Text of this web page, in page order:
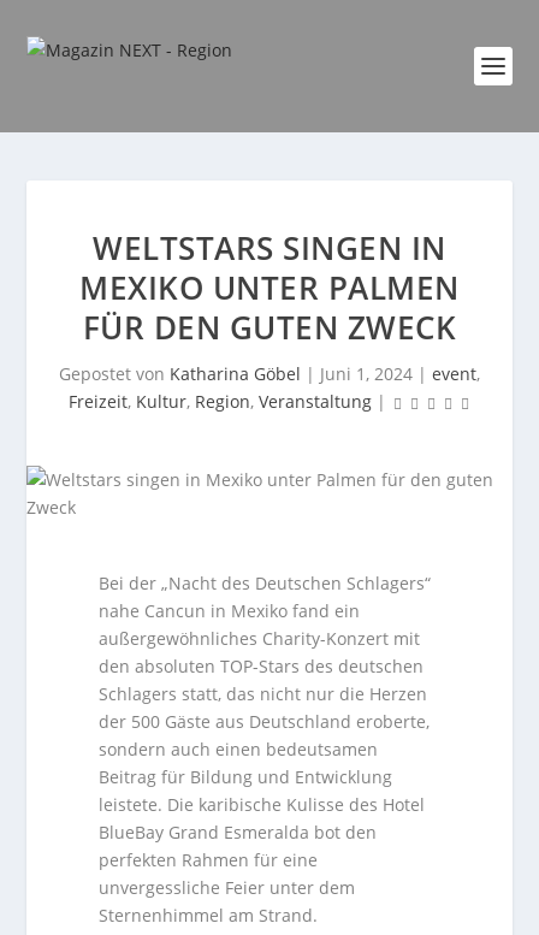
WELTSTARS SINGEN IN
MEXIKO UNTER PALMEN
FÜR DEN GUTEN ZWECK
Gepostet von Katharina Göbel | Juni 1, 2024 | event,
Freizeit, Kultur, Region, Veranstaltung |
Bei der „Nacht des Deutschen Schlagers“
nahe Cancun in Mexiko fand ein
außergewöhnliches Charity-Konzert mit
den absoluten TOP-Stars des deutschen
Schlagers statt, das nicht nur die Herzen
der 500 Gäste aus Deutschland eroberte,
sondern auch einen bedeutsamen
Beitrag für Bildung und Entwicklung
leistete. Die karibische Kulisse des Hotel
BlueBay Grand Esmeralda bot den
perfekten Rahmen für eine
unvergessliche Feier unter dem
Sternenhimmel am Strand.